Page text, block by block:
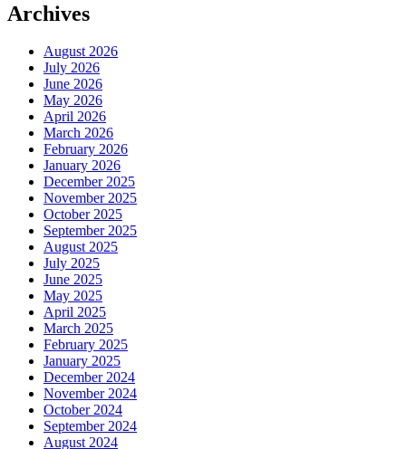
Archives
August 2026
July 2026
June 2026
May 2026
April 2026
March 2026
February 2026
January 2026
December 2025
November 2025
October 2025
September 2025
August 2025
July 2025
June 2025
May 2025
April 2025
March 2025
February 2025
January 2025
December 2024
November 2024
October 2024
September 2024
August 2024